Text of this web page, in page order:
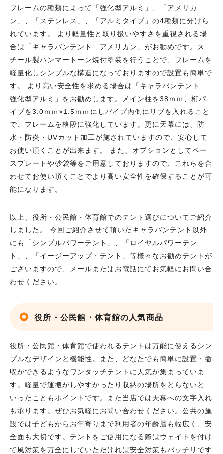
フレームの種類によって「強化型アルミ」、「アメリカ
ン」、「ステンレス」、「アルミタイプ」の4種類に分けら
れています。 より軽量性と取り扱いやすさを重視される場
合は「キャラバンテント アメリカン」がお勧めです。ス
チール製ハンマートーン焼付塗装を行うことで、フレームを
軽量化しシンプルな構造になっておりますので設置も簡単で
す。 より高い安全性を求める場合は「キャラバンテント
強化型アルミ」をお勧めします。メイン柱を38ｍｍ、桁パ
イプを3.0ｍｍ×1.5ｍｍにしパイプ内側にリブを入れること
で、フレームを格段に強化しています。更に天幕には、防
水・防炎・UVカット加工が施されていますので、安心して
お使い頂くことが出来ます。 また、オプションとしてベー
スプレートや砂袋等をご用意しておりますので、これらを合
わせてお使い頂くことでより高い安全性を確保することが可
能になります。
以上、役所・公民館・体育館でのテント選びについてご紹介
しました。 今回ご紹介させて頂いたキャラバンテント以外
にも「シンプルパワーテント」、「ロイヤルパワーテン
ト」、「イージーアップ・テント」等様々なお勧めテントが
ございますので、メールまたはお電話にてお気軽にお問い合
わせください。
役所・公民館・体育館の人気商品
役所・公民館・体育館で使われるテントは万能に使えるシン
プルなデザインと機能性。また、どなたでも簡単に設置・撤
収ができるようなワンタッチテントに人気が集まっていま
す。軽量で運搬がしやすかったり収納の場所をとらないと
いったこともポイントです。また当店では天幕への文字入れ
も承ります。ぜひお気軽にお問い合わせください。公共の施
設では子どもからお年寄りまで利用者の年齢層も幅広く、安
全面も大切です。テントをご使用になる際はウェイトを付け
て風対策を万全にしていただければ安全対策もバッチリです